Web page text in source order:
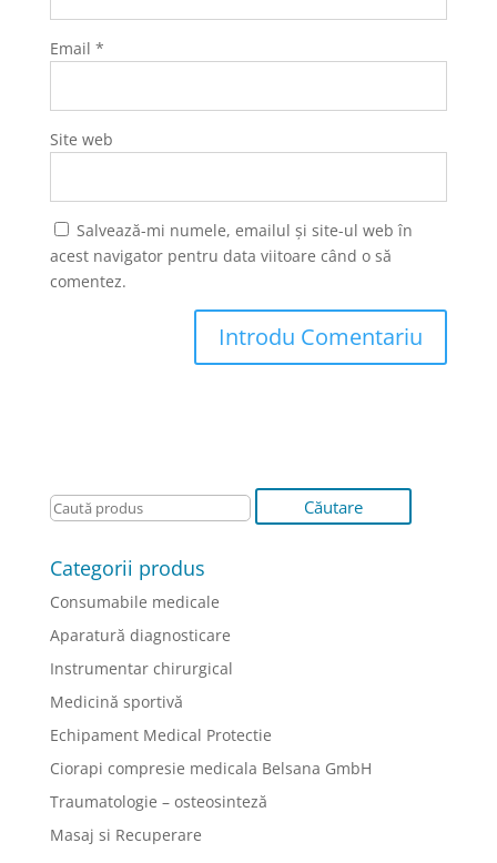
Email *
Site web
Salvează-mi numele, emailul și site-ul web în
acest navigator pentru data viitoare când o să
comentez.
Categorii produs
Consumabile medicale
Aparatură diagnosticare
Instrumentar chirurgical
Medicină sportivă
Echipament Medical Protectie
Ciorapi compresie medicala Belsana GmbH
Traumatologie – osteosinteză
Masaj si Recuperare